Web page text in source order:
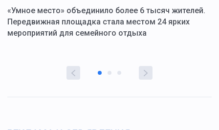
«Умное место» объединило более 6 тысяч жителей.
Передвижная площадка стала местом 24 ярких
мероприятий для семейного отдыха